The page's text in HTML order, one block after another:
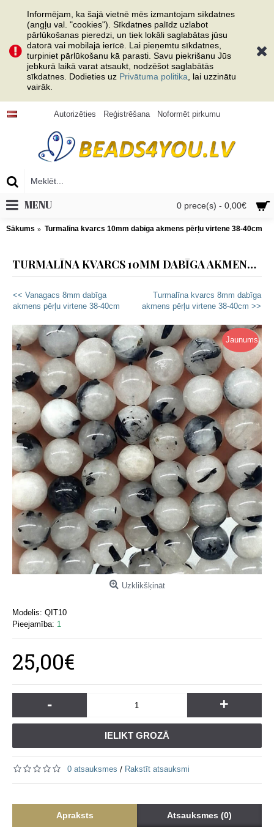
Informējam, ka šajā vietnē mēs izmantojam sīkdatnes
(angļu val. "cookies"). Sīkdatnes palīdz uzlabot
pārlūkošanas pieredzi, un tiek lokāli saglabātas jūsu
datorā vai mobilajā ierīcē. Lai pieņemtu sīkdatnes,
turpiniet pārlūkošanu kā parasti. Savu piekrišanu Jūs
jebkurā laikā varat atsaukt, nodzēšot saglabātās
sīkdatnes. Dodieties uz Privātuma politika , lai uzzinātu
vairāk.
Autorizēties Reģistrēšana Noformēt pirkumu
0 prece(s) - 0,00€
MENU
Sākums Turmalīna kvarcs 10mm dabīga akmens pērļu virtene 38-40cm
TURMALĪNA KVARCS 10MM DABĪGA AKMENS PĒRĻU VIRTENE 38-40CM
<< Vanagacs 8mm dabīga
akmens pērļu virtene 38-40cm
Turmalīna kvarcs 8mm dabīga
akmens pērļu virtene 38-40cm >>
Jaunums
Uzklikšķināt
Modelis: QIT10
Pieejamība: 1
25,00€
- +
IELIKT GROZĀ
0 atsauksmes / Rakstīt atsauksmi
Apraksts Atsauksmes (0)